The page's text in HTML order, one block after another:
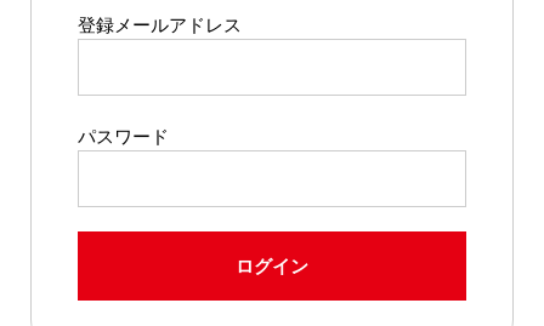
登録メールアドレス
パスワード
ログイン